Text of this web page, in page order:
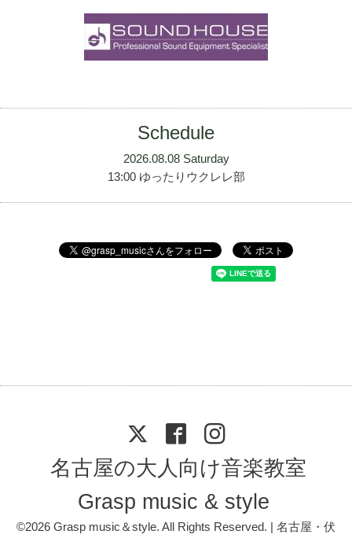
Schedule
2026.08.08 Saturday
13:00 ゆったりウクレレ部
名古屋の大人向け音楽教室
Grasp music & style
©2026 Grasp music＆style. All Rights Reserved. | 名古屋・伏